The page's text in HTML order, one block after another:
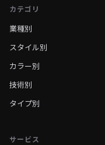
カテゴリ
業種別
スタイル別
カラー別
技術別
タイプ別
サービス